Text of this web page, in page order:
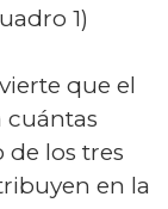
1)
que el
cuántas
de los tres
en la